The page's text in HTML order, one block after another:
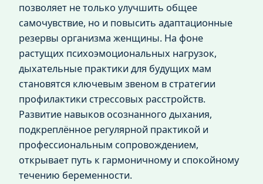
позволяет не только улучшить общее
самочувствие, но и повысить адаптационные
резервы организма женщины. На фоне
растущих психоэмоциональных нагрузок,
дыхательные практики для будущих мам
становятся ключевым звеном в стратегии
профилактики стрессовых расстройств.
Развитие навыков осознанного дыхания,
подкреплённое регулярной практикой и
профессиональным сопровождением,
открывает путь к гармоничному и спокойному
течению беременности.